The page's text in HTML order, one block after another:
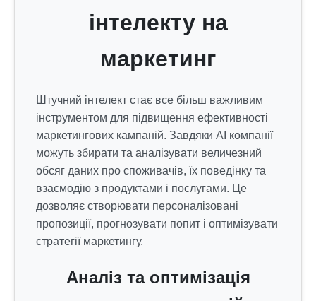
інтелекту на
маркетинг
Штучний інтелект стає все більш важливим
інструментом для підвищення ефективності
маркетингових кампаній. Завдяки AI компанії
можуть збирати та аналізувати величезний
обсяг даних про споживачів, їх поведінку та
взаємодію з продуктами і послугами. Це
дозволяє створювати персоналізовані
пропозиції, прогнозувати попит і оптимізувати
стратегії маркетингу.
Аналіз та оптимізація